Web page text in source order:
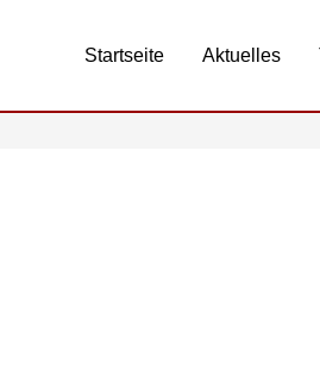
Startseite Aktuelles